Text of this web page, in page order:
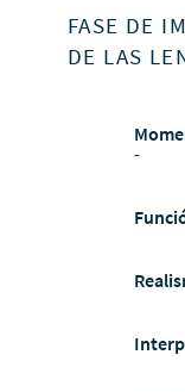
FASE DE
DE LAS
-